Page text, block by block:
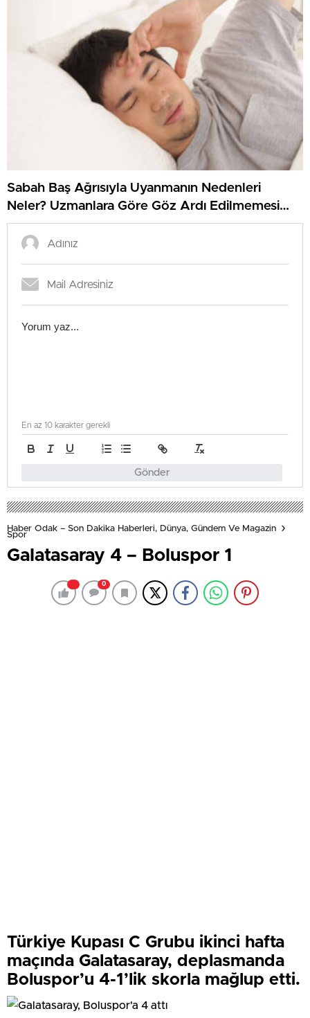
Sabah Baş Ağrısıyla Uyanmanın Nedenleri
Neler? Uzmanlara Göre Göz Ardı Edilmemesi
Gereken İşaretler
Gönder
En az 10 karakter gerekli
Haber Odak – Son Dakika Haberleri, Dünya, Gündem Ve Magazin
Spor
Galatasaray 4 – Boluspor 1
0
Türkiye Kupası C Grubu ikinci hafta
maçında Galatasaray, deplasmanda
Boluspor’u 4-1’lik skorla mağlup etti.